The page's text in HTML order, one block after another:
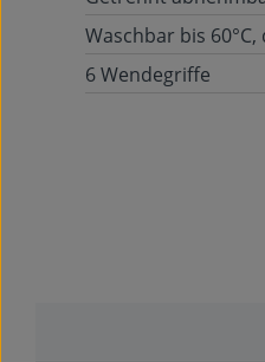
Waschbar bis
6 Wendegriffe